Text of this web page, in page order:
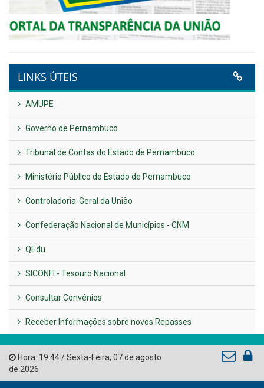
Plano Diretor – 2026
Publicado em: 14 de maio de 2026
VER TODAS NOTÍCIAS
UTILIDADE PÚBLICA
Previous
LINKS ÚTEIS
AMUPE
Governo de Pernambuco
Tribunal de Contas do Estado de Pernambuco
Ministério Público do Estado de Pernambuco